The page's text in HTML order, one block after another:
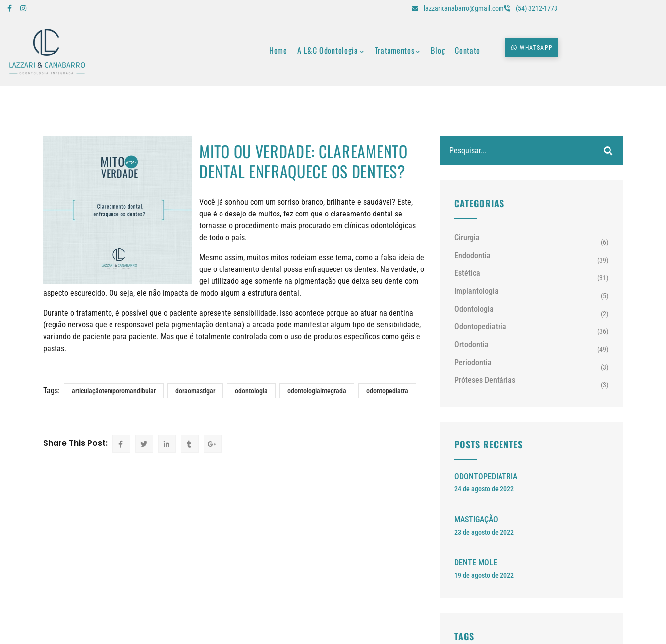
lazzaricanabarro@gmail.com (54) 3212-1778
Home A L&C Odontologia Tratamentos Blog Contato WHATSAPP
MITO OU VERDADE: CLAREAMENTO
DENTAL ENFRAQUECE OS DENTES?
Você já sonhou com um sorriso branco, brilhante e saudável? Este,
que é o desejo de muitos, fez com que o clareamento dental se
tornasse o procedimento mais procurado em clínicas odontológicas
de todo o país.
Mesmo assim, muitos mitos rodeiam esse tema, como a falsa ideia de
que o clareamento dental possa enfraquecer os dentes. Na verdade, o
gel utilizado age somente na pigmentação que deixa seu dente com
aspecto escurecido. Ou seja, ele não impacta de modo algum a estrutura dental.
Durante o tratamento, é possível que o paciente apresente sensibilidade. Isso acontece porque ao atuar na dentina
(região nervosa que é responsável pela pigmentação dentária) a arcada pode manifestar algum tipo de sensibilidade,
variando de paciente para paciente. Mas que é totalmente controlada com o uso de produtos específicos como géis e
pastas.
Tags: articulaçãotemporomandibular doraomastigar odontologia odontologiaintegrada odontopediatra
Share This Post:
CATEGORIAS
Cirurgia (6)
Endodontia (39)
Estética (31)
Implantologia (5)
Odontologia (2)
Odontopediatria (36)
Ortodontia (49)
Periodontia (3)
Próteses Dentárias (3)
POSTS RECENTES
ODONTOPEDIATRIA
24 de agosto de 2022
MASTIGAÇÃO
23 de agosto de 2022
DENTE MOLE
19 de agosto de 2022
TAGS